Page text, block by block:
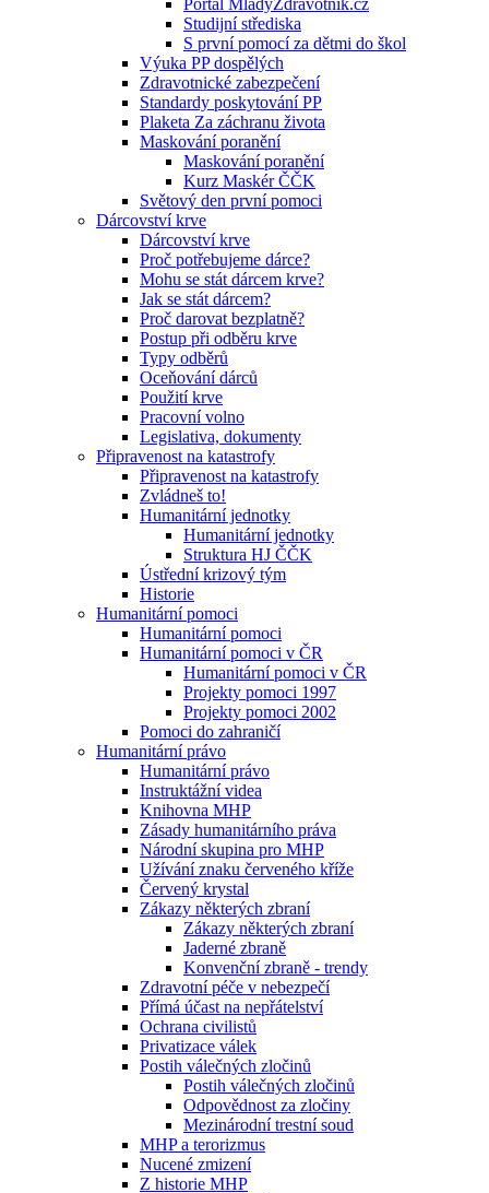
Portál MladyZdravotnik.cz
Studijní střediska
S první pomocí za dětmi do škol
Výuka PP dospělých
Zdravotnické zabezpečení
Standardy poskytování PP
Plaketa Za záchranu života
Maskování poranění
Maskování poranění
Kurz Maskér ČČK
Světový den první pomoci
Dárcovství krve
Dárcovství krve
Proč potřebujeme dárce?
Mohu se stát dárcem krve?
Jak se stát dárcem?
Proč darovat bezplatně?
Postup při odběru krve
Typy odběrů
Oceňování dárců
Použití krve
Pracovní volno
Legislativa, dokumenty
Připravenost na katastrofy
Připravenost na katastrofy
Zvládneš to!
Humanitární jednotky
Humanitární jednotky
Struktura HJ ČČK
Ústřední krizový tým
Historie
Humanitární pomoci
Humanitární pomoci
Humanitární pomoci v ČR
Humanitární pomoci v ČR
Projekty pomoci 1997
Projekty pomoci 2002
Pomoci do zahraničí
Humanitární právo
Humanitární právo
Instruktážní videa
Knihovna MHP
Zásady humanitárního práva
Národní skupina pro MHP
Užívání znaku červeného kříže
Červený krystal
Zákazy některých zbraní
Zákazy některých zbraní
Jaderné zbraně
Konvenční zbraně - trendy
Zdravotní péče v nebezpečí
Přímá účast na nepřátelství
Ochrana civilistů
Privatizace válek
Postih válečných zločinů
Postih válečných zločinů
Odpovědnost za zločiny
Mezinárodní trestní soud
MHP a terorizmus
Nucené zmizení
Z historie MHP